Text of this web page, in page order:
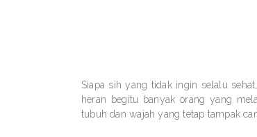
Siapa sih yang tidak ingin selalu
heran begitu banyak orang yang
tubuh dan wajah yang tetap tampak